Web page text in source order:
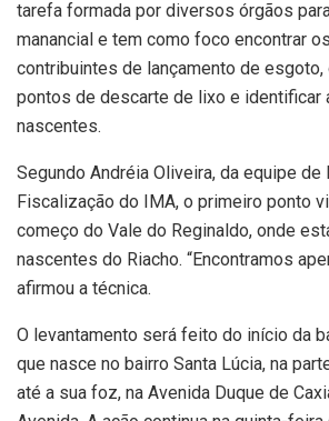
tarefa formada por diversos órgãos
manancial e tem como foco encontrar
contribuintes de lançamento de
pontos de descarte de lixo e identificar
nascentes.
Segundo Andréia Oliveira, da equipe
Fiscalização do IMA, o primeiro ponto
começo do Vale do Reginaldo, onde
nascentes do Riacho. “Encontramos
afirmou a técnica.
O levantamento será feito do início da
que nasce no bairro Santa Lúcia, na
até a sua foz, na Avenida Duque de